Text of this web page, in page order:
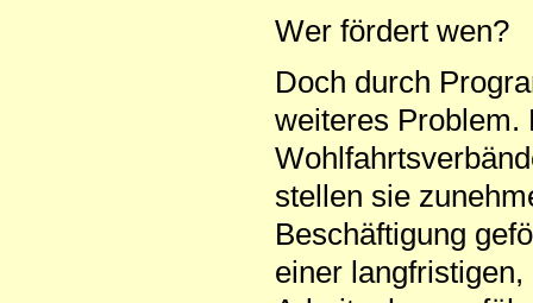
Wer fördert wen?
Doch durch
weiteres Problem.
stellen sie
Beschäftigung
einer